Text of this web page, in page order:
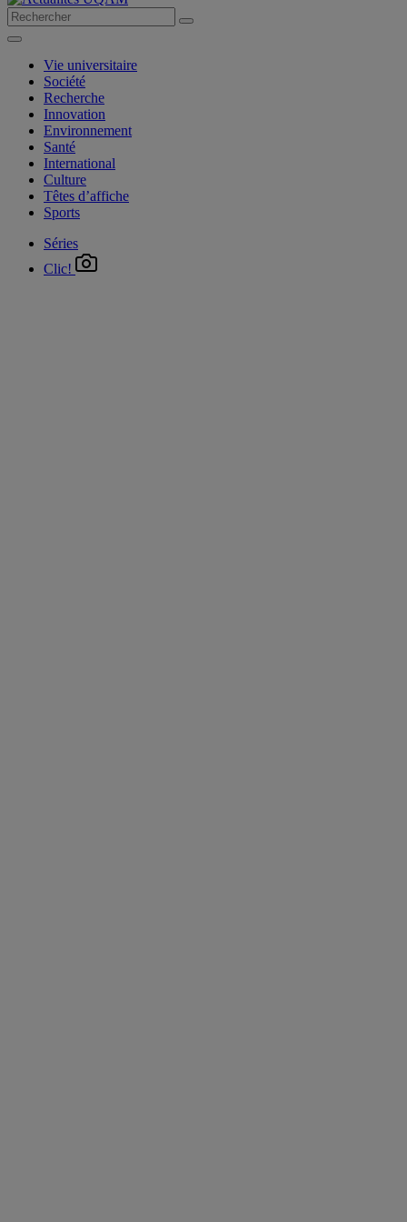
Vie universitaire
Société
Recherche
Innovation
Environnement
Santé
International
Culture
Têtes d’affiche
Sports
Séries
Clic!